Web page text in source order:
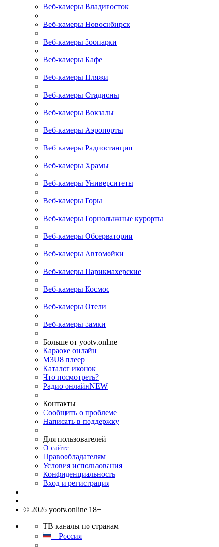
Веб-камеры Владивосток
Веб-камеры Новосибирск
Веб-камеры Зоопарки
Веб-камеры Кафе
Веб-камеры Пляжи
Веб-камеры Стадионы
Веб-камеры Вокзалы
Веб-камеры Аэропорты
Веб-камеры Радиостанции
Веб-камеры Храмы
Веб-камеры Университеты
Веб-камеры Горы
Веб-камеры Горнолыжные курорты
Веб-камеры Обсерватории
Веб-камеры Автомойки
Веб-камеры Парикмахерские
Веб-камеры Космос
Веб-камеры Отели
Веб-камеры Замки
Больше от yootv.online
Караоке онлайн
M3U8 плеер
Каталог иконок
Что посмотреть?
Радио онлайнNEW
Контакты
Сообщить о проблеме
Написать в поддержку
Для пользователей
О сайте
Правообладателям
Условия использования
Конфиденциальность
Вход и регистрация
© 2026 yootv.online 18+
ТВ каналы по странам
Россия